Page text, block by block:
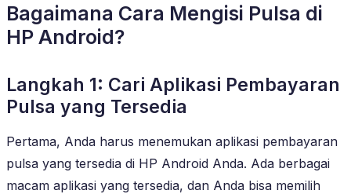
Bagaimana Cara Mengisi Pulsa di
HP Android?
Langkah 1: Cari Aplikasi Pembayaran
Pulsa yang Tersedia
Pertama, Anda harus menemukan aplikasi pembayaran
pulsa yang tersedia di HP Android Anda. Ada berbagai
macam aplikasi yang tersedia, dan Anda bisa memilih